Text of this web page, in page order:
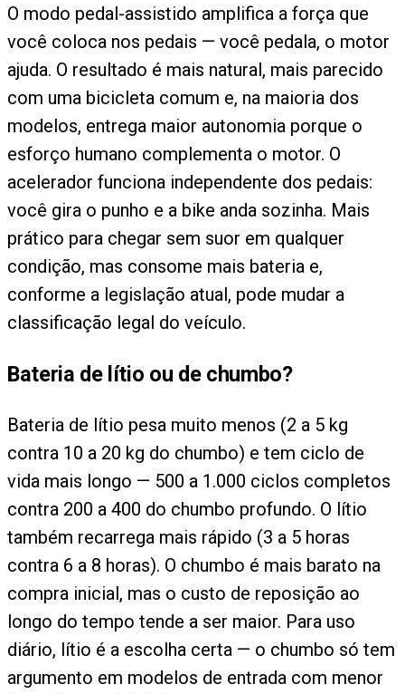
O modo pedal-assistido amplifica a força que
você coloca nos pedais — você pedala, o motor
ajuda. O resultado é mais natural, mais parecido
com uma bicicleta comum e, na maioria dos
modelos, entrega maior autonomia porque o
esforço humano complementa o motor. O
acelerador funciona independente dos pedais:
você gira o punho e a bike anda sozinha. Mais
prático para chegar sem suor em qualquer
condição, mas consome mais bateria e,
conforme a legislação atual, pode mudar a
classificação legal do veículo.
Bateria de lítio ou de chumbo?
Bateria de lítio pesa muito menos (2 a 5 kg
contra 10 a 20 kg do chumbo) e tem ciclo de
vida mais longo — 500 a 1.000 ciclos completos
contra 200 a 400 do chumbo profundo. O lítio
também recarrega mais rápido (3 a 5 horas
contra 6 a 8 horas). O chumbo é mais barato na
compra inicial, mas o custo de reposição ao
longo do tempo tende a ser maior. Para uso
diário, lítio é a escolha certa — o chumbo só tem
argumento em modelos de entrada com menor